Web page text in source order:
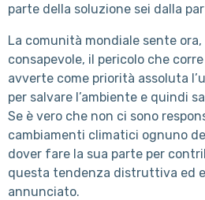
parte della soluzione sei dalla
La comunità mondiale sente
consapevole, il pericolo che
avverte come priorità assoluta
per salvare l’ambiente e quindi
Se è vero che non ci sono
cambiamenti climatici ognuno
dover fare la sua parte per
questa tendenza distruttiva ed
annunciato.